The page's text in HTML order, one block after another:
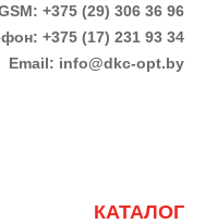
+375 (29) 306 36 96
+375 (17) 231 93 34
Email: info@dkc-opt.by
КАТАЛОГ